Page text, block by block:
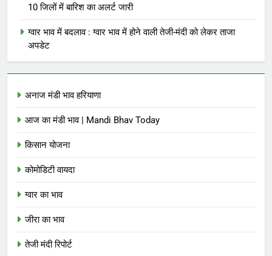
10 जिलों में बारिश का अलर्ट जारी
ग्वार भाव में बदलाव : ग्वार भाव में होने वाली तेजी-मंदी को लेकर ताजा
अपडेट
अनाज मंडी भाव हरियाणा
आज का मंडी भाव | Mandi Bhav Today
किसान योजना
कोमोडिटी वायदा
ग्वार का भाव
जीरा का भाव
तेजी मंदी रिपोर्ट